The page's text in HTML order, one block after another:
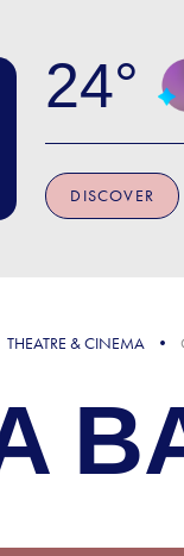
24
DISCOVER
THEATRE & CINEMA